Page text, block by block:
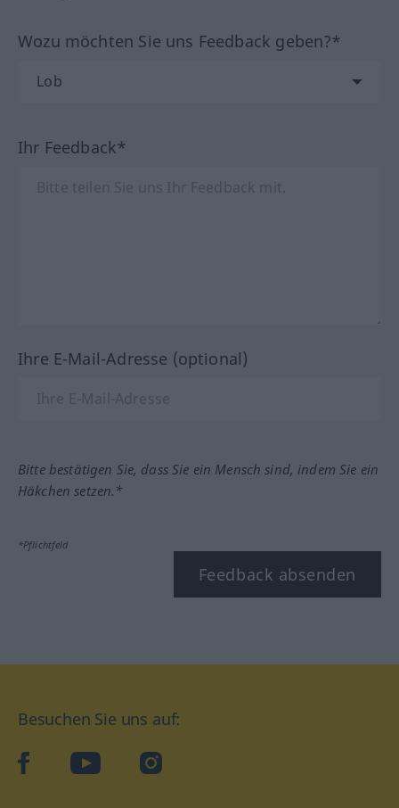
Wozu möchten Sie uns Feedback geben?*
Ihr Feedback*
Ihre E-Mail-Adresse (optional)
Bitte bestätigen Sie, dass Sie ein Mensch sind, indem Sie ein
Häkchen setzen.*
*Pflichtfeld
Feedback absenden
Besuchen Sie uns auf:
facebookYouTube Instagram